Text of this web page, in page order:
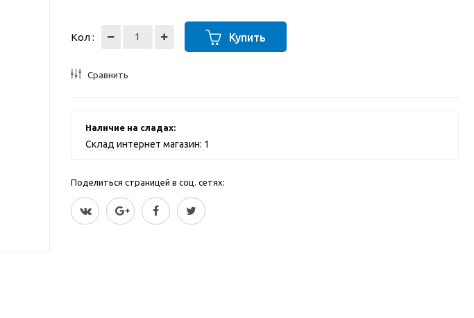
Кол : Купить
Сравнить
Наличие на сладах:
Склад интернет магазин: 1
Поделиться страницей в соц. сетях: